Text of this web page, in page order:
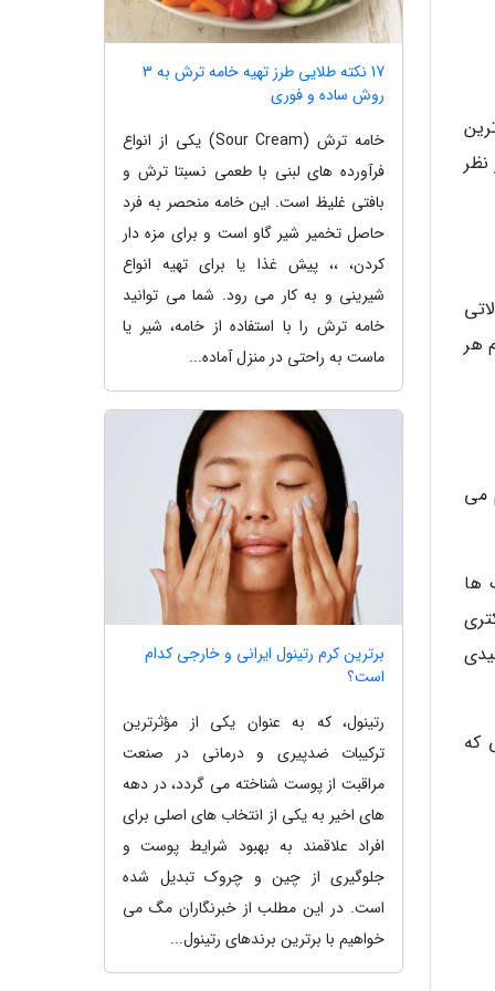
هر
می
ها
که
17 نکته طلایی طرز تهیه خامه ترش به 3
روش ساده و فوری
خامه ترش (Sour Cream) یکی از انواع
فرآورده های لبنی با طعمی نسبتا ترش و
بافتی غلیظ است. این خامه منحصر به فرد
حاصل تخمیر شیر گاو است و برای مزه دار
کردن، ،، پیش غذا یا برای تهیه انواع
شیرینی و به کار می رود. شما می توانید
خامه ترش را با استفاده از خامه، شیر یا
ماست به راحتی در منزل آماده...
برترین کرم رتینول ایرانی و خارجی کدام
است؟
رتینول، که به عنوان یکی از مؤثرترین
ترکیبات ضدپیری و درمانی در صنعت
مراقبت از پوست شناخته می گردد، در دهه
های اخیر به یکی از انتخاب های اصلی برای
افراد علاقمند به بهبود شرایط پوست و
جلوگیری از چین و چروک تبدیل شده
است. در این مطلب از خبرنگاران مگ می
خواهیم با برترین برندهای رتینول...